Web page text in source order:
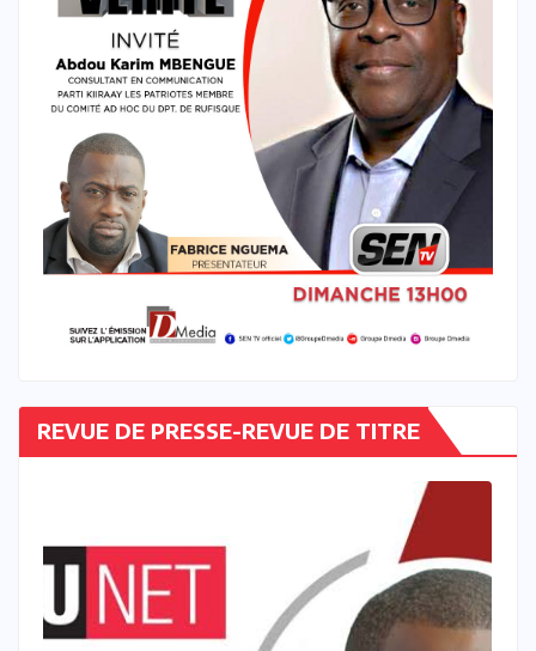
REVUE DE PRESSE-REVUE DE TITRE